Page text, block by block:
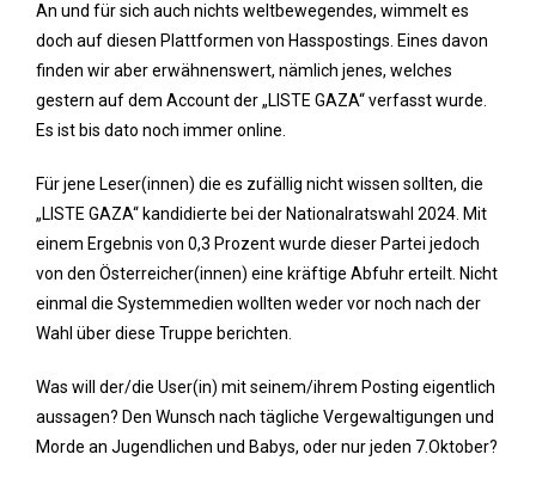
An und für sich auch nichts weltbewegendes, wimmelt es
doch auf diesen Plattformen von Hasspostings. Eines davon
finden wir aber erwähnenswert, nämlich jenes, welches
gestern auf dem Account der „LISTE GAZA“ verfasst wurde.
Es ist bis dato noch immer online.
Für jene Leser(innen) die es zufällig nicht wissen sollten, die
„LISTE GAZA“ kandidierte bei der Nationalratswahl 2024. Mit
einem Ergebnis von 0,3 Prozent wurde dieser Partei jedoch
von den Österreicher(innen) eine kräftige Abfuhr erteilt. Nicht
einmal die Systemmedien wollten weder vor noch nach der
Wahl über diese Truppe berichten.
Was will der/die User(in) mit seinem/ihrem Posting eigentlich
aussagen? Den Wunsch nach tägliche Vergewaltigungen und
Morde an Jugendlichen und Babys, oder nur jeden 7.Oktober?